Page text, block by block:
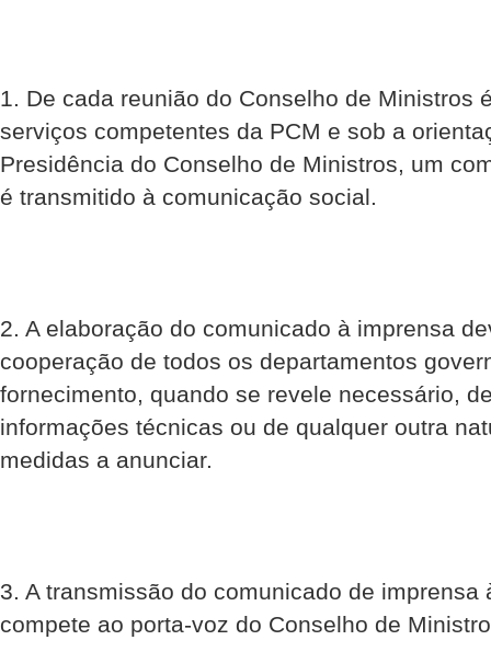
1. De cada reunião do Conselho de Ministros
serviços competentes da PCM e sob a
Presidência do Conselho de Ministros, um
é transmitido à comunicação social.
2. A elaboração do comunicado à imprensa
cooperação de todos os departamentos
fornecimento, quando se revele necessário,
informações técnicas ou de qualquer outra
medidas a anunciar.
3. A transmissão do comunicado de imprensa
compete ao porta-voz do Conselho de